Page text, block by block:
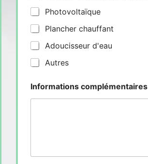
Photovoltaïque
Plancher chauffant
Adoucisseur d'eau
Autres
Informations complémentaires